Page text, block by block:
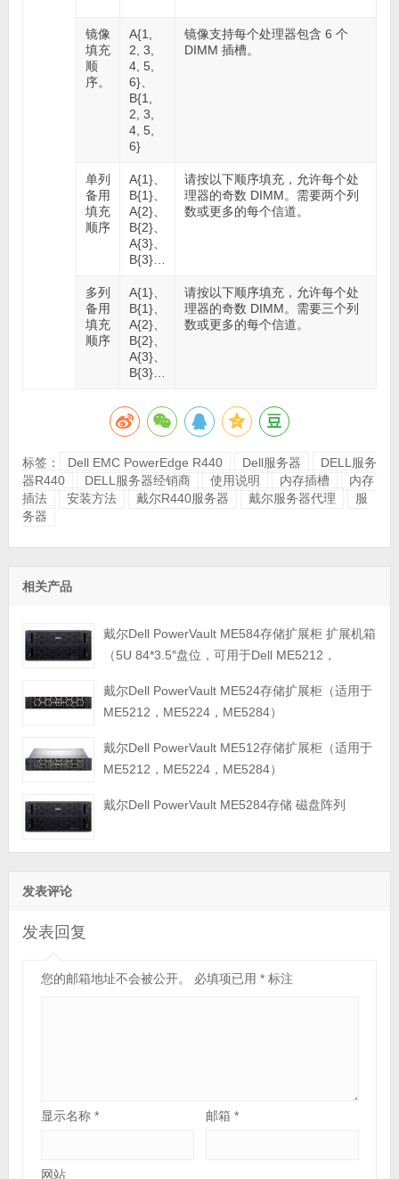
镜像
填充
顺
序。
A{1,
2, 3,
4, 5,
6}、
B{1,
2, 3,
4, 5,
6}
镜像支持每个处理器包含 6 个
DIMM 插槽。
单列
备用
填充
顺序
A{1}、
B{1}、
A{2}、
B{2}、
A{3}、
B{3}…
请按以下顺序填充，允许每个处
理器的奇数 DIMM。需要两个列
数或更多的每个信道。
多列
备用
填充
顺序
A{1}、
B{1}、
A{2}、
B{2}、
A{3}、
B{3}…
请按以下顺序填充，允许每个处
理器的奇数 DIMM。需要三个列
数或更多的每个信道。
标签： Dell EMC PowerEdge R440 Dell服务器
DELL服务
器R440
DELL服务器经销商 使用说明 内存插槽
内存
插法
安装方法 戴尔R440服务器 戴尔服务器代理
服
务器
相关产品
戴尔Dell PowerVault ME584存储扩展柜 扩展机箱
（5U 84*3.5″盘位，可用于Dell ME5212，
戴尔Dell PowerVault ME524存储扩展柜（适用于
ME5212，ME5224，ME5284）
戴尔Dell PowerVault ME512存储扩展柜（适用于
ME5212，ME5224，ME5284）
戴尔Dell PowerVault ME5284存储 磁盘阵列
发表评论
发表回复
您的邮箱地址不会被公开。 必填项已用 *标注
显示名称 * 邮箱*
网站